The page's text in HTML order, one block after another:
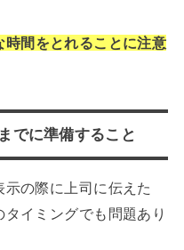
時間をとれることに注意
でに準備すること
の際に上司に伝えた
イミングでも問題あり